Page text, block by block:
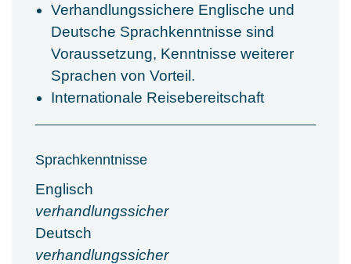
Verhandlungssichere Englische und
Deutsche Sprachkenntnisse sind
Voraussetzung, Kenntnisse weiterer
Sprachen von Vorteil.
Internationale Reisebereitschaft
Sprachkenntnisse
Englisch
verhandlungssicher
Deutsch
verhandlungssicher